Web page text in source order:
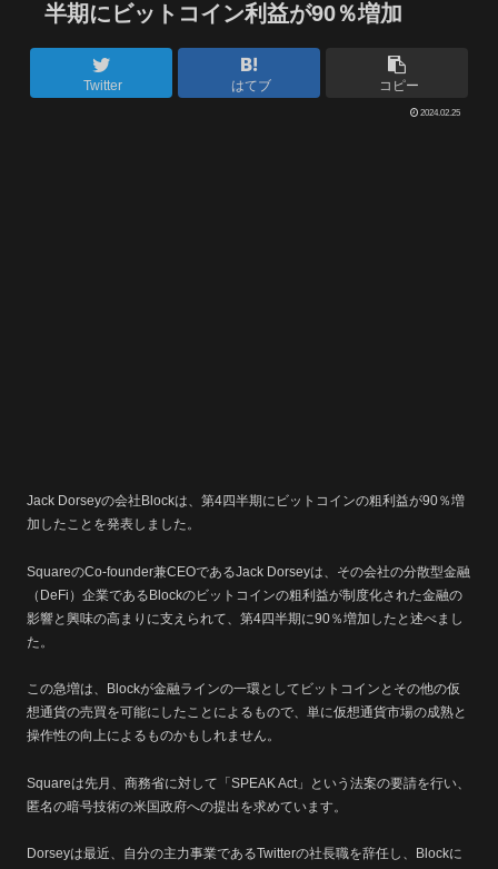
半期にビットコイン利益が90％増加
Twitter はてブ コピー
2024.02.25
Jack Dorseyの会社Blockは、第4四半期にビットコインの粗利益が90％増
加したことを発表しました。
SquareのCo-founder兼CEOであるJack Dorseyは、その会社の分散型金融
（DeFi）企業であるBlockのビットコインの粗利益が制度化された金融の
影響と興味の高まりに支えられて、第4四半期に90％増加したと述べまし
た。
この急増は、Blockが金融ラインの一環としてビットコインとその他の仮
想通貨の売買を可能にしたことによるもので、単に仮想通貨市場の成熟と
操作性の向上によるものかもしれません。
Squareは先月、商務省に対して「SPEAK Act」という法案の要請を行い、
匿名の暗号技術の米国政府への提出を求めています。
Dorseyは最近、自分の主力事業であるTwitterの社長職を辞任し、Blockに